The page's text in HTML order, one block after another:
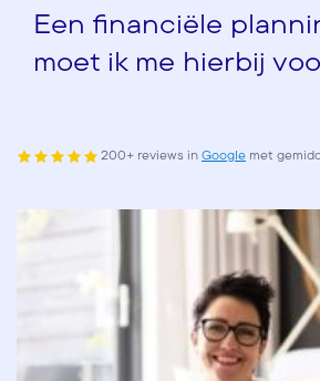
Een financiële
moet ik me hierbij
200+ reviews inGoogle met